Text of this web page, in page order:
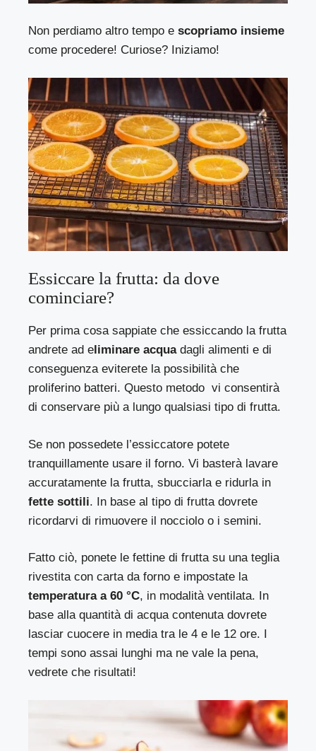
Non perdiamo altro tempo escopriamo insieme
come procedere! Curiose? Iniziamo!
Essiccare la frutta: da dove
cominciare?
Per prima cosa sappiate che essiccando lafrutta
andrete ad e liminare acquadagli alimenti e di
conseguenza eviterete la possibilità che
proliferino batteri. Questo metodo vi consentirà
di conservare più a lungo qualsiasi tipo di frutta.
Se non possedete l’essiccatore potete
tranquillamente usare il forno.Vi basterà lavare
accuratamente la frutta, sbucciarla e ridurlain
fette sottili. In base al tipo di frutta dovrete
ricordarvi di rimuovere il nocciolo o i semini.
Fatto ciò, ponete le fettine di frutta su una teglia
rivestita con carta da forno e impostate la
temperatura a60 °C, in modalitàventilata.
In
base alla quantità diacquacontenutadovrete
lasciarcuocere in media tra le 4 e le 12 ore.
tempi sono assai lunghi ma ne vale la pena,
vedrete che risultati!